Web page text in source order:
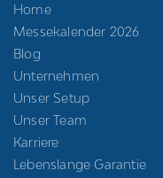
Home
Messekalender 2026
Blog
Unternehmen
Unser Setup
Unser Team
Karriere
Lebenslange Garantie